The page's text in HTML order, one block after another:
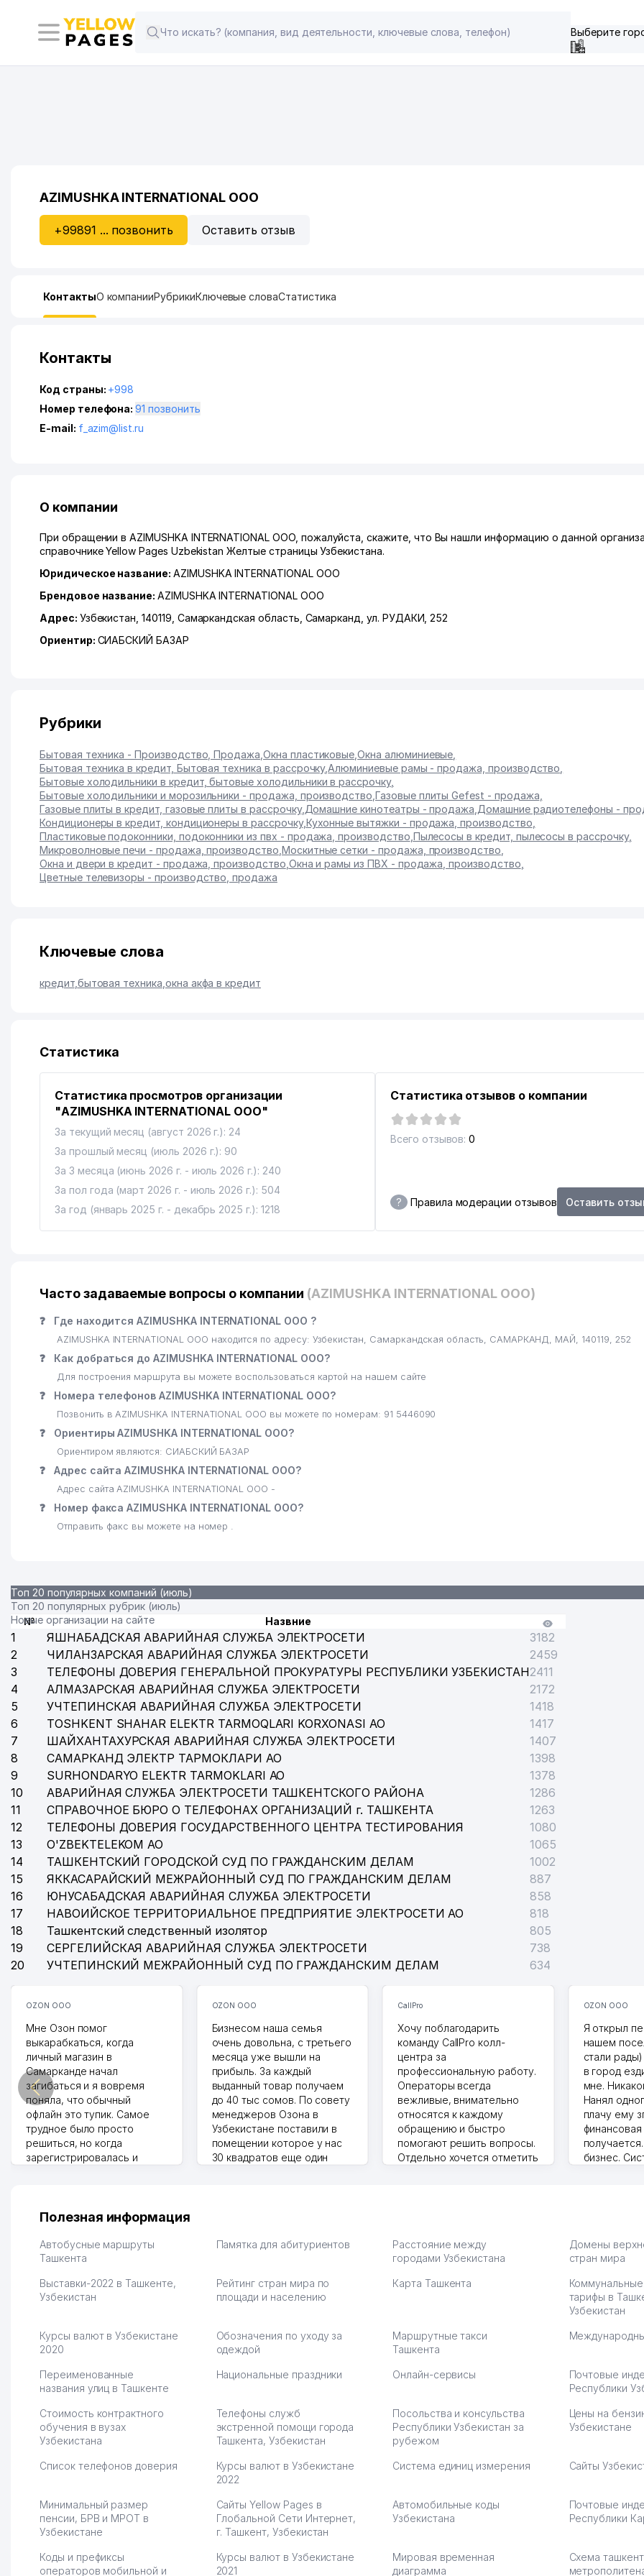
Выберите
AZIMUSHKA INTERNATIONAL ООО
+99891 ... позвонить Оставить отзыв
КонтактыО компанииРубрикиКлючевые словаСтатистика
Контакты
Код страны: +998
Номер телефона:
91 позвонить
E-mail: f_azim@list.ru
О компании
При обращении в AZIMUSHKA INTERNATIONAL ООО, пожалуйста, скажите, что Вы нашли информацию о данной
справочнике Yellow Pages Uzbekistan Желтые страницы Узбекистана.
Юридическое название: AZIMUSHKA INTERNATIONAL ООО
Брендовое название: AZIMUSHKA INTERNATIONAL ООО
Адрес: Узбекистан, 140119, Самаркандская область Самарканд ул. РУДАКИ , 252
Ориентир: СИАБСКИЙ БАЗАР
Рубрики
Бытовая техника - Производство, Продажа ,Окна пластиковые ,Окна алюминиевые
Бытовая техника в кредит, Бытовая техника в рассрочку, Алюминиевые рамы - продажа, производство
Бытовые холодильники в кредит, бытовые холодильники в рассрочку,
Бытовые холодильники и морозильники - продажа, производство ,Газовые плиты Gefest - продажа
Газовые плиты в кредит, газовые плиты в рассрочку, Домашние кинотеатры - продажа Домашние радиотелефоны -
Кондиционеры в кредит, кондиционеры в рассрочку,Кухонные вытяжки - продажа, производство
Пластиковые подоконники, подоконники из пвх - продажа, производство Пылесосы в кредит, пылесосы в рассрочку,
Микроволновые печи - продажа, производство Москитные сетки - продажа, производство
Окна и двери в кредит - продажа, производство Окна и рамы из ПВХ - продажа, производство
Цветные телевизоры - производство, продажа
Ключевые слова
кредит, бытовая техника окна акфа в кредит
Статистика
Статистика просмотров организации
"AZIMUSHKA INTERNATIONAL ООО"
За текущий месяц (август 2026 г.): 24
За прошлый месяц (июль 2026 г.): 90
За 3 месяца (июнь 2026 г. - июль 2026 г.): 240
За пол года (март 2026 г. - июль 2026 г.): 504
За год (январь 2025 г. - декабрь 2025 г.): 1218
Статистика отзывов о компании
Всего отзывов: 0
? Правила модерации отзывов Оставить
Часто задаваемые вопросы о компании (AZIMUSHKA INTERNATIONAL ООО)
❓ Где находится AZIMUSHKA INTERNATIONAL ООО ?
AZIMUSHKA INTERNATIONAL ООО находится по адресу: Узбекистан, Самаркандская область, САМАРКАНД, МАЙ, 140119, 252
❓ Как добраться до AZIMUSHKA INTERNATIONAL ООО?
Для построения маршрута вы можете воспользоваться картой на нашем сайте
❓ Номера телефонов AZIMUSHKA INTERNATIONAL ООО?
Позвонить в AZIMUSHKA INTERNATIONAL ООО вы можете по номерам: 91 5446090
❓ Ориентиры AZIMUSHKA INTERNATIONAL ООО?
Ориентиром являются: СИАБСКИЙ БАЗАР
❓ Адрес сайта AZIMUSHKA INTERNATIONAL ООО?
Адрес сайта AZIMUSHKA INTERNATIONAL ООО -
❓ Номер факса AZIMUSHKA INTERNATIONAL ООО?
Отправить факс вы можете на номер .
Топ 20 популярных компаний (июль)
Топ 20 популярных рубрик (июль)
Новые организации на сайте
№ Назвние
1 ЯШНАБАДСКАЯ АВАРИЙНАЯ СЛУЖБА ЭЛЕКТРОСЕТИ
3182
2
ЧИЛАНЗАРСКАЯ АВАРИЙНАЯ СЛУЖБА ЭЛЕКТРОСЕТИ
2459
3
ТЕЛЕФОНЫ ДОВЕРИЯ ГЕНЕРАЛЬНОЙ ПРОКУРАТУРЫ РЕСПУБЛИКИ УЗБЕКИСТАН2411
4
АЛМАЗАРСКАЯ АВАРИЙНАЯ СЛУЖБА ЭЛЕКТРОСЕТИ
2172
5
УЧТЕПИНСКАЯ АВАРИЙНАЯ СЛУЖБА ЭЛЕКТРОСЕТИ
1418
6
TOSHKENT SHAHAR ELEKTR TARMOQLARI KORXONASI АО
1417
7
ШАЙХАНТАХУРСКАЯ АВАРИЙНАЯ СЛУЖБА ЭЛЕКТРОСЕТИ
1407
8
САМАРКАНД ЭЛЕКТР ТАРМОКЛАРИ АО
1398
9
SURHONDARYO ELEKTR TARMOKLARI АО
1378
10
АВАРИЙНАЯ СЛУЖБА ЭЛЕКТРОСЕТИ ТАШКЕНТСКОГО РАЙОНА
1286
11
СПРАВОЧНОЕ БЮРО О ТЕЛЕФОНАХ ОРГАНИЗАЦИЙ г. ТАШКЕНТА
1263
12
ТЕЛЕФОНЫ ДОВЕРИЯ ГОСУДАРСТВЕННОГО ЦЕНТРА ТЕСТИРОВАНИЯ
1080
13
O'ZBEKTELEKOM АО
1065
14
ТАШКЕНТСКИЙ ГОРОДСКОЙ СУД ПО ГРАЖДАНСКИМ ДЕЛАМ
1002
15
ЯККАСАРАЙСКИЙ МЕЖРАЙОННЫЙ СУД ПО ГРАЖДАНСКИМ ДЕЛАМ
887
16
ЮНУСАБАДСКАЯ АВАРИЙНАЯ СЛУЖБА ЭЛЕКТРОСЕТИ
858
17
НАВОИЙСКОЕ ТЕРРИТОРИАЛЬНОЕ ПРЕДПРИЯТИЕ ЭЛЕКТРОСЕТИ АО
818
18
Ташкентский следственный изолятор
805
19
СЕРГЕЛИЙСКАЯ АВАРИЙНАЯ СЛУЖБА ЭЛЕКТРОСЕТИ
738
20
УЧТЕПИНСКИЙ МЕЖРАЙОННЫЙ СУД ПО ГРАЖДАНСКИМ ДЕЛАМ 634
OZON ООО
Мне Озон помог
выкарабкаться, когда
личный магазин в
Самарканде начал
загибаться и я вовремя
поняла, что обычный
офлайн это тупик. Самое
трудное было просто
решиться, но когда
зарегистрировалась и
на себя доставку до
хранение бесплатное
первый год, хорошая
рекламы, а теперь вижу
результаты. В последнее
много заказывают, а
вначале только по
вяло. Удалось
раскрутиться, дальше
Hamida 03.08.2026 12:45:39
OZON ООО
Бизнесом наша семья
очень довольна, с третьего
месяца уже вышли на
прибыль. За каждый
выданный товар получаем
до 40 тыс сомов. По совету
менеджеров Озона в
Узбекистане поставили в
помещении которое у нас
30 квадратов еще один
мышки и вообще все что
CallPro
Хочу поблагодарить
команду CallPro колл-
центра за
профессиональную работу.
Операторы всегда
вежливые, внимательно
относятся к каждому
обращению и быстро
помогают решить вопросы.
Отдельно хочется отметить
обслуживания клиентов.
Рекомендую этот колл-
партнера для бизнеса.
OZON ООО
Я открыл
нашем
стали
в город
мне.
Нанял
плачу ему
бизнес.
тут у нас
Выгодное
Марат
Полезная информация
Автобусные маршруты
Ташкента
Памятка для абитуриентов
Расстояние между
городами Узбекистана
Домены
стран мира
Выставки-2022 в Ташкенте,
Узбекистан
Рейтинг стран мира по
площади и населению
Карта Ташкента
тарифы в
Узбекистан
Курсы валют в Узбекистане
2020
Обозначения по уходу за
одеждой
Маршрутные такси
Ташкента
Переименованные
названия улиц в Ташкенте
Национальные праздники Онлайн-сервисы
Почтовые
Республики
Стоимость контрактного
обучения в вузах
Узбекистана
Телефоны служб
экстренной помощи города
Ташкента, Узбекистан
Посольства и консульства
Республики Узбекистан за
рубежом
Цены на
Узбекистане
Список телефонов доверия
Курсы валют в Узбекистане
2022
Система единиц измерения Сайты
Минимальный размер
пенсии, БРВ и МРОТ в
Узбекистане
Сайты Yellow Pages в
Глобальной Сети Интернет,
г. Ташкент, Узбекистан
Автомобильные коды
Узбекистана
Почтовые
Республики
Коды и префиксы
операторов мобильной и
Курсы валют в Узбекистане
2021
Мировая временная
диаграмма
Схема